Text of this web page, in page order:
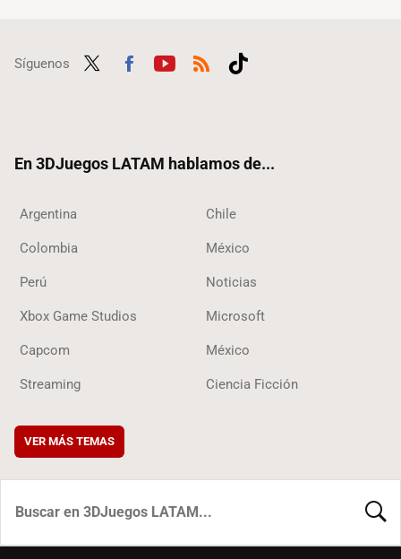
Síguenos
En 3DJuegos LATAM hablamos de...
Argentina Chile
Colombia México
Perú Noticias
Xbox Game Studios Microsoft
Capcom México
Streaming Ciencia Ficción
VER MÁS TEMAS